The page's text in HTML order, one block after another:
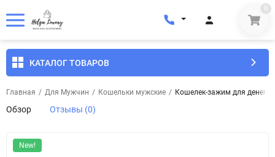
0
КАТАЛОГ ТОВАРОВ
Главная / Для Мужчин / Кошельки мужские / Кошелек-зажим для денег
Обзор Отзывы (0)
New!